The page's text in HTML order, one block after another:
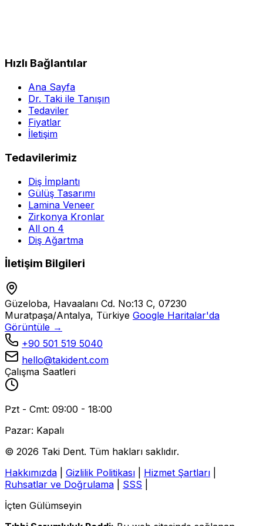
Hızlı Bağlantılar
Ana Sayfa
Dr. Taki ile Tanışın
Tedaviler
Fiyatlar
İletişim
Tedavilerimiz
Diş İmplantı
Gülüş Tasarımı
Lamina Veneer
Zirkonya Kronlar
All on 4
Diş Ağartma
İletişim Bilgileri
Güzeloba, Havaalanı Cd. No:13 C, 07230
Muratpaşa/Antalya, Türkiye Google Haritalar'da
Görüntüle →
+90 501 519 5040
hello@takident.com
Çalışma Saatleri
Pzt - Cmt: 09:00 - 18:00
Pazar: Kapalı
© 2026 Taki Dent. Tüm hakları saklıdır.
Hakkımızda
Gizlilik Politikası Hizmet Şartları
Ruhsatlar ve Doğrulama
SSS
İçten Gülümseyin